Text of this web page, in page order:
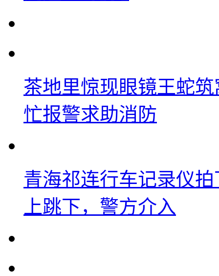
茶地里惊现眼镜王蛇
忙报警求助消防
青海祁连行车记录仪
上跳下，警方介入